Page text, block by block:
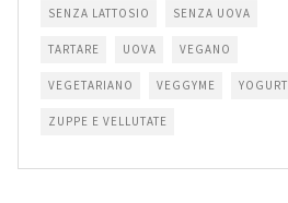
SENZA LATTOSIO SENZA UOVA
TARTARE UOVA VEGANO
VEGETARIANO VEGGYME YOGURT
ZUPPE E VELLUTATE